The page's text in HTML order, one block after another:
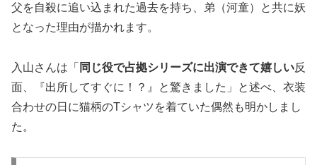
父を自殺に追い込まれた過去を持ち、弟（河童）と共に妖
となった理由が描かれます。
入山さんは「 同じ役で占拠シリーズに出演できて嬉しい反
面、『出所してすぐに！？』と驚きました」と述べ、衣装
合わせの日に猫柄のTシャツを着ていた偶然も明かしまし
た。